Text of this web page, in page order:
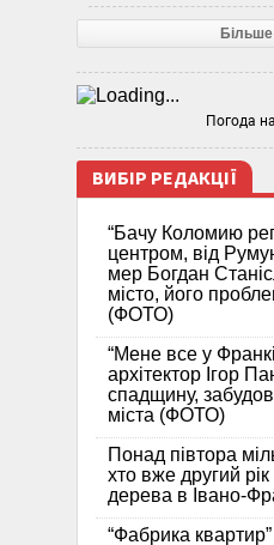
Більше
Погода
ВИБІР РЕДАКЦІЇ
“Бачу Коломию
центром, від
мер Богдан
місто, його
(ФОТО)
“Мене все у
архітектор Ігор
спадщину,
міста (ФОТО)
Понад півтора
хто вже другий рік
дерева в Івано-
“Фабрика